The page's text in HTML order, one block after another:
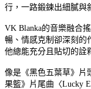
行，一路鍛鍊出細膩與
VK Blanka的音樂融合
暢、情感克制卻深刻的
他總能充分且貼切的詮
像是《黑色五葉草》片
果籃》片尾曲〈Lucky